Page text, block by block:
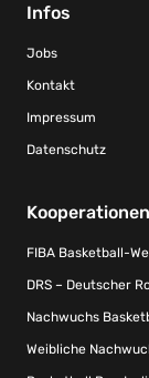
Infos
Jobs
Kontakt
Impressum
Datenschutz
FIBA Basketball-
DRS – Deutscher
Nachwuchs
Weibliche